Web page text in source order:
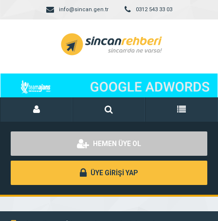
info@sincan.gen.tr 0312 543 33 03
HEMEN ÜYE OL
ÜYE GİRİŞİ YAP